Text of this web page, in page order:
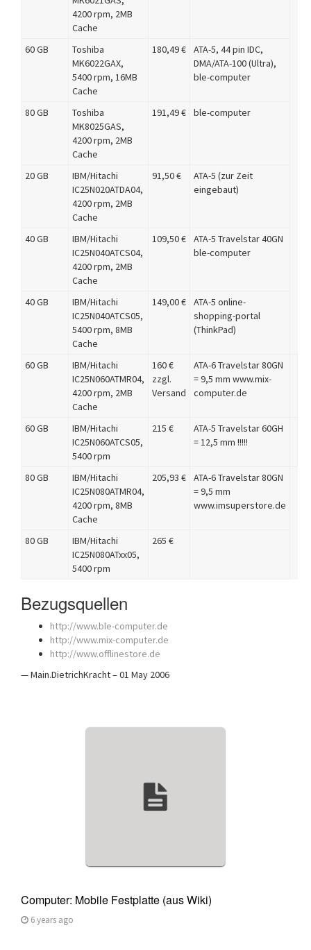
4200 rpm, 2MB
Cache
60 GB
Toshiba
MK6022GAX,
5400 rpm, 16MB
Cache
180,49 €
ATA-5, 44 pin IDC,
DMA/ATA-100 (Ultra),
ble-computer
80 GB
Toshiba
MK8025GAS,
4200 rpm, 2MB
Cache
191,49 € ble-computer
20 GB
IBM/Hitachi
IC25N020ATDA04,
4200 rpm, 2MB
Cache
91,50 €
ATA-5 (zur Zeit
eingebaut)
40 GB
IBM/Hitachi
IC25N040ATCS04,
4200 rpm, 2MB
Cache
109,50 €
ATA-5 Travelstar 40GN
ble-computer
40 GB
IBM/Hitachi
IC25N040ATCS05,
5400 rpm, 8MB
Cache
149,00 €
ATA-5 online-
shopping-portal
(ThinkPad)
60 GB
IBM/Hitachi
IC25N060ATMR04,
4200 rpm, 2MB
Cache
160 €
zzgl.
Versand
ATA-6 Travelstar 80GN
= 9,5 mm www.mix-
computer.de
60 GB
IBM/Hitachi
IC25N060ATCS05,
5400 rpm
215 €
ATA-5 Travelstar 60GH
= 12,5 mm !!!!!
80 GB
IBM/Hitachi
IC25N080ATMR04,
4200 rpm, 8MB
Cache
205,93 €
ATA-6 Travelstar 80GN
= 9,5 mm
www.imsuperstore.de
80 GB
IBM/Hitachi
IC25N080ATxx05,
5400 rpm
265 €
Bezugsquellen
http://www.ble-computer.de
http://www.mix-computer.de
http://www.offlinestore.de
— Main.DietrichKracht – 01 May 2006
Computer: Mobile Festplatte (aus Wiki)
6 years ago